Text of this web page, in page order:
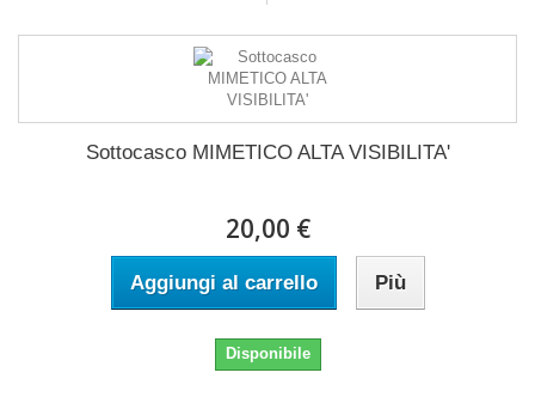
Sottocasco MIMETICO ALTA VISIBILITA'
20,00 €
Aggiungi al carrello Più
Disponibile